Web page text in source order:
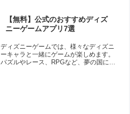
【無料】公式のおすすめディズ
ニーゲームアプリ7選
ディズニーゲームでは、様々なディズニ
ーキャラと一緒にゲームが楽しめます。
パズルやレース、RPGなど、夢の国に訪